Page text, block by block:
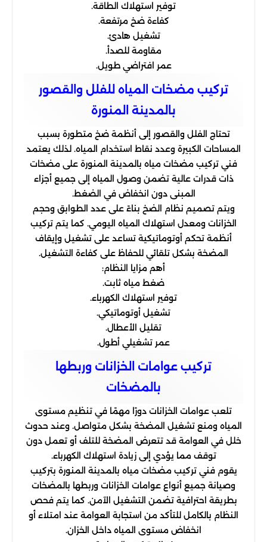
توفير استهلاك الطاقة.
كفاءة ضخ مرتفعة.
تشغيل هادئ.
مقاومة للصدأ.
عمر افتراضي طويل.
تركيب مضخات المياه للفلل والقصور
بالمدينة المنورة
تحتاج الفلل والقصور إلى أنظمة ضخ متطورة بسبب
المساحات الكبيرة وعدد نقاط استخدام المياه. لذلك يعتمد
فني تركيب مضخات مياه بالمدينة المنورة على مضخات
ذات قدرات عالية تضمن وصول المياه إلى جميع أجزاء
المبنى دون انخفاض في الضغط.
ويتم تصميم نظام الضخ بناءً على عدد الطوابق وحجم
الخزانات ومعدل استهلاك المياه اليومي. كما يتم تركيب
أنظمة تحكم أوتوماتيكية تساعد على تشغيل وإيقاف
المضخة بشكل تلقائي للحفاظ على كفاءة التشغيل.
أهم مزايا النظام:
ضغط مياه ثابت.
توفير استهلاك الكهرباء.
تشغيل أوتوماتيكي.
تقليل الأعطال.
عمر تشغيلي أطول.
تركيب عوامات الخزانات وربطها
بالمضخات
تلعب عوامات الخزانات دورًا مهمًا في تنظيم مستوى
المياه ومنع تشغيل المضخة بشكل متواصل. وعند حدوث
خلل في العوامة قد تتعرض المضخة للتلف أو تعمل دون
توقف مما يؤدي إلى زيادة استهلاك الكهرباء.
يقوم فني تركيب مضخات مياه بالمدينة المنورة بتركيب
وصيانة جميع أنواع عوامات الخزانات وربطها بالمضخات
بطريقة احترافية تضمن التشغيل الآمن. كما يتم فحص
النظام بالكامل للتأكد من استجابة العوامة عند امتلاء أو
انخفاض مستوى المياه داخل الخزان.